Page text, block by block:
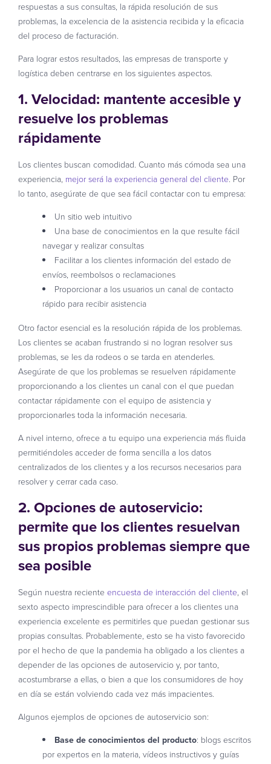
respuestas a sus consultas, la rápida resolución de sus
problemas, la excelencia de la asistencia recibida y la eficacia
del proceso de facturación.
Para lograr estos resultados, las empresas de transporte y
logística deben centrarse en los siguientes aspectos.
1. Velocidad: mantente accesible y
resuelve los problemas
rápidamente
Los clientes buscan comodidad. Cuanto más cómoda sea una
experiencia, mejor será la experiencia general del cliente. Por
lo tanto, asegúrate de que sea fácil contactar con tu empresa:
Un sitio web intuitivo
Una base de conocimientos en la que resulte fácil
navegar y realizar consultas
Facilitar a los clientes información del estado de
envíos, reembolsos o reclamaciones
Proporcionar a los usuarios un canal de contacto
rápido para recibir asistencia
Otro factor esencial es la resolución rápida de los problemas.
Los clientes se acaban frustrando si no logran resolver sus
problemas, se les da rodeos o se tarda en atenderles.
Asegúrate de que los problemas se resuelven rápidamente
proporcionando a los clientes un canal con el que puedan
contactar rápidamente con el equipo de asistencia y
proporcionarles toda la información necesaria.
A nivel interno, ofrece a tu equipo una experiencia más fluida
permitiéndoles acceder de forma sencilla a los datos
centralizados de los clientes y a los recursos necesarios para
resolver y cerrar cada caso.
2. Opciones de autoservicio:
permite que los clientes resuelvan
sus propios problemas siempre que
sea posible
Según nuestra reciente encuesta de interacción del cliente, el
sexto aspecto imprescindible para ofrecer a los clientes una
experiencia excelente es permitirles que puedan gestionar sus
propias consultas. Probablemente, esto se ha visto favorecido
por el hecho de que la pandemia ha obligado a los clientes a
depender de las opciones de autoservicio y, por tanto,
acostumbrarse a ellas, o bien a que los consumidores de hoy
en día se están volviendo cada vez más impacientes.
Algunos ejemplos de opciones de autoservicio son:
Base de conocimientos del producto: blogs escritos
por expertos en la materia, vídeos instructivos y guías